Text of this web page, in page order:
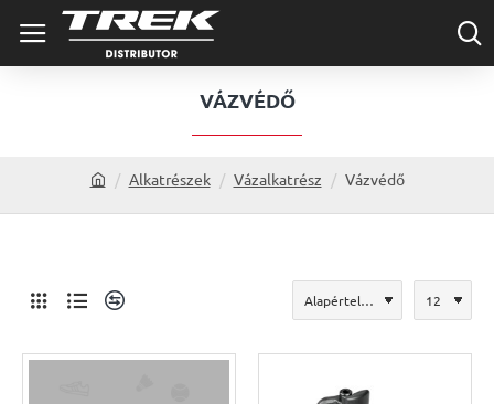
VÁZVÉDŐ
o
Alkatrészek Vázalkatrész Vázvédő